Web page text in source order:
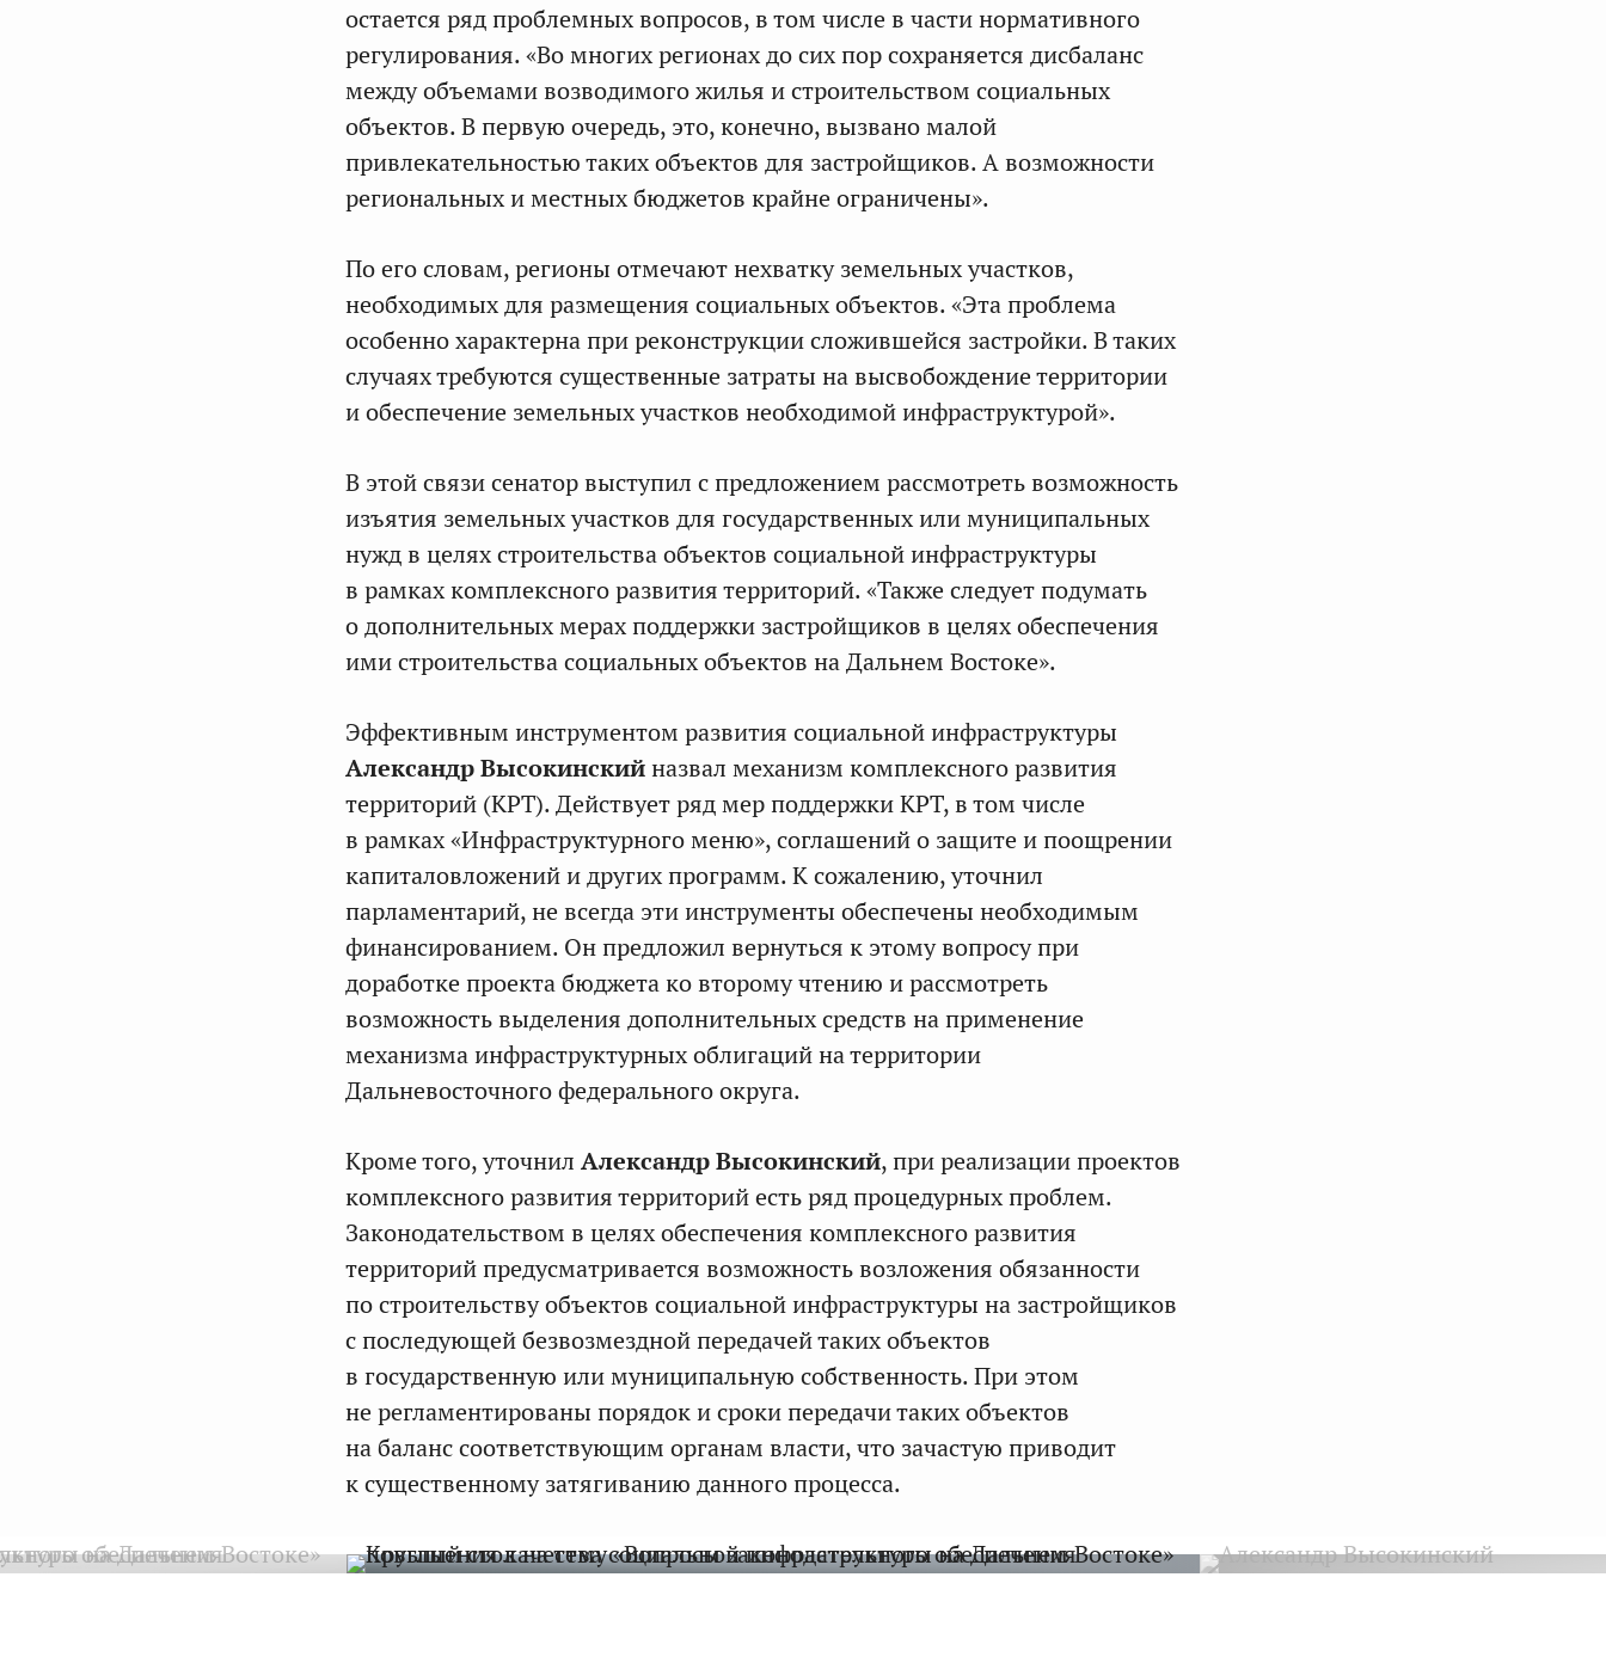
остается ряд проблемных вопросов, в том числе в части нормативного
регулирования. «Во многих регионах до сих пор сохраняется дисбаланс
между объемами возводимого жилья и строительством социальных
объектов. В первую очередь, это, конечно, вызвано малой
привлекательностью таких объектов для застройщиков. А возможности
региональных и местных бюджетов крайне ограничены».
По его словам, регионы отмечают нехватку земельных участков,
необходимых для размещения социальных объектов. «Эта проблема
особенно характерна при реконструкции сложившейся застройки. В таких
случаях требуются существенные затраты на высвобождение территории
и обеспечение земельных участков необходимой инфраструктурой».
В этой связи сенатор выступил с предложением рассмотреть возможность
изъятия земельных участков для государственных или муниципальных
нужд в целях строительства объектов социальной инфраструктуры
в рамках комплексного развития территорий. «Также следует подумать
о дополнительных мерах поддержки застройщиков в целях обеспечения
ими строительства социальных объектов на Дальнем Востоке».
Эффективным инструментом развития социальной инфраструктуры
Александр Высокинскийназвал механизм комплексного развития
территорий (КРТ). Действует ряд мер поддержки КРТ, в том числе
в рамках «Инфраструктурного меню», соглашений о защите и поощрении
капиталовложений и других программ. К сожалению, уточнил
парламентарий, не всегда эти инструменты обеспечены необходимым
финансированием. Он предложил вернуться к этому вопросу при
доработке проекта бюджета ко второму чтению и рассмотреть
возможность выделения дополнительных средств на применение
механизма инфраструктурных облигаций на территории
Дальневосточного федерального округа.
Кроме того, уточнил Александр Высокинский, при реализации проектов
комплексного развития территорий есть ряд процедурных проблем.
Законодательством в целях обеспечения комплексного развития
территорий предусматривается возможность возложения обязанности
по строительству объектов социальной инфраструктуры на застройщиков
с последующей безвозмездной передачей таких объектов
в государственную или муниципальную собственность. При этом
не регламентированы порядок и сроки передачи таких объектов
на баланс соответствующим органам власти, что зачастую приводит
к существенному затягиванию данного процесса.